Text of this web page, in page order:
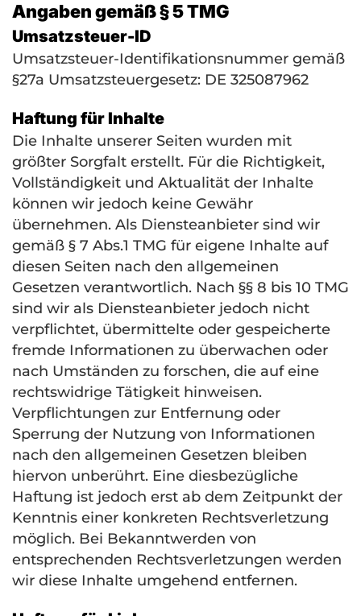
Angaben gemäß § 5 TMG
Umsatzsteuer-ID
Umsatzsteuer-Identifikationsnummer gemäß
§27a Umsatzsteuergesetz: DE 325087962
Haftung für Inhalte
Die Inhalte unserer Seiten wurden mit
größter Sorgfalt erstellt. Für die Richtigkeit,
Vollständigkeit und Aktualität der Inhalte
können wir jedoch keine Gewähr
übernehmen. Als Diensteanbieter sind wir
gemäß § 7 Abs.1 TMG für eigene Inhalte auf
diesen Seiten nach den allgemeinen
Gesetzen verantwortlich. Nach §§ 8 bis 10 TMG
sind wir als Diensteanbieter jedoch nicht
verpflichtet, übermittelte oder gespeicherte
fremde Informationen zu überwachen oder
nach Umständen zu forschen, die auf eine
rechtswidrige Tätigkeit hinweisen.
Verpflichtungen zur Entfernung oder
Sperrung der Nutzung von Informationen
nach den allgemeinen Gesetzen bleiben
hiervon unberührt. Eine diesbezügliche
Haftung ist jedoch erst ab dem Zeitpunkt der
Kenntnis einer konkreten Rechtsverletzung
möglich. Bei Bekanntwerden von
entsprechenden Rechtsverletzungen werden
wir diese Inhalte umgehend entfernen.